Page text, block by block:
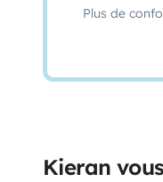
Plus de
Kieran